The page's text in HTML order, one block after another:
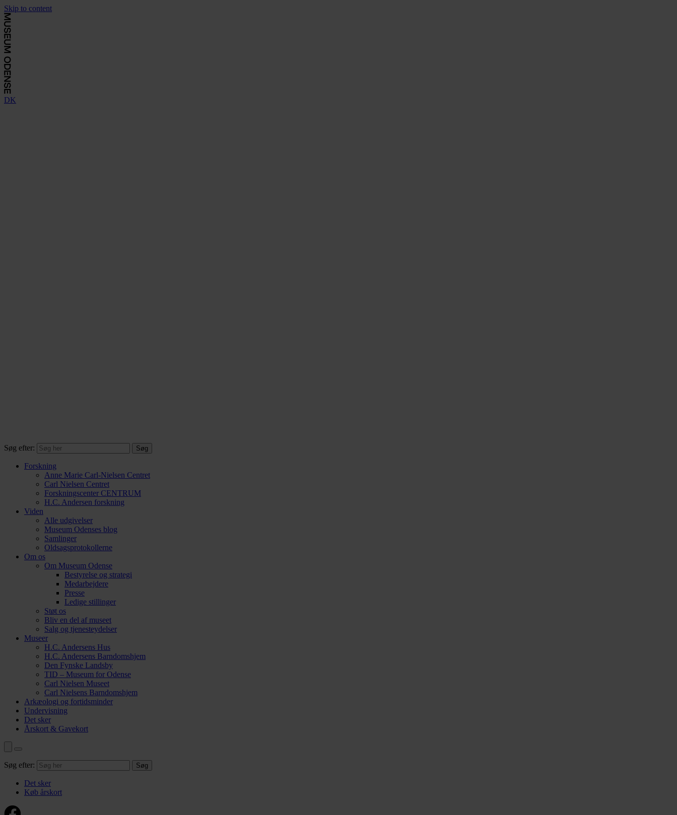
Skip to content
DK
Søg efter:
Forskning
Anne Marie Carl-Nielsen Centret
Carl Nielsen Centret
Forsknings­center CENTRUM
H.C. Andersen forskning
Viden
Alle udgivelser
Museum Odenses blog
Samlinger
Oldsagsprotokollerne
Om os
Om Museum Odense
Bestyrelse og strategi
Medarbejdere
Presse
Ledige stillinger
Støt os
Bliv en del af museet
Salg og tjenesteydelser
Museer
H.C. Andersens Hus
H.C. Andersens Barndomshjem
Den Fynske Landsby
TID – Museum for Odense
Carl Nielsen Museet
Carl Nielsens Barndomshjem
Arkæologi og fortidsminder
Undervisning
Det sker
Årskort & Gavekort
Søg efter:
Det sker
Køb årskort